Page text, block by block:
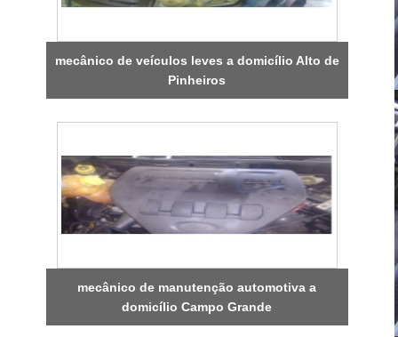
mecânico de veículos leves a domicílio Alto de
Pinheiros
mecânico de manutenção automotiva a
domicílio Campo Grande